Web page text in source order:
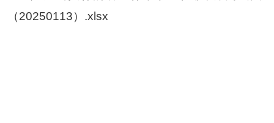
（20250113）.xlsx